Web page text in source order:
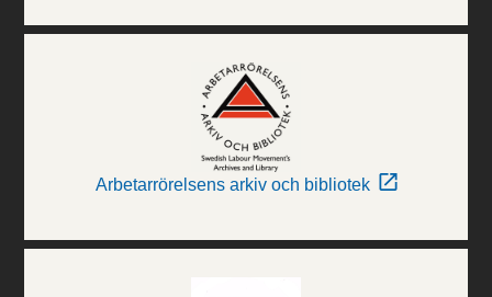
Arbetarrörelsens arkiv och bibliotek